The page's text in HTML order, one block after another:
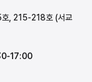
호, 215-218호 (서교
17:00